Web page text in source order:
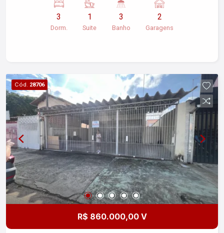
churrasqueira. Esta é uma excelente oportunidade
para quem busca conforto e espaço em uma boa
localização. A casa conta com ambiente amplo e
3
Dorm.
1
Suite
3
Banho
2
Garagens
Cód. 28706
R$ 860.000,00 V